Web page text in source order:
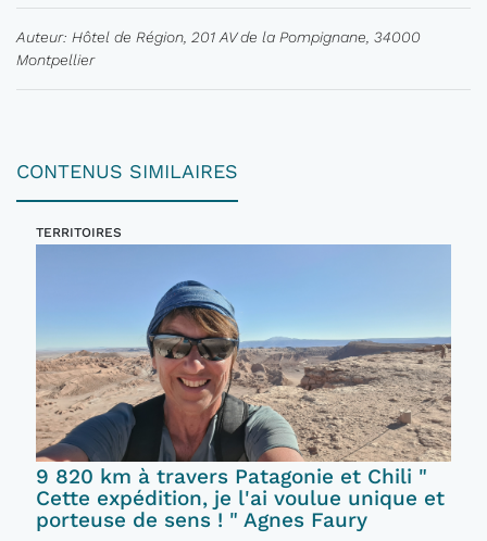
Auteur: Hôtel de Région, 201 AV de la Pompignane, 34000
Montpellier
CONTENUS SIMILAIRES
TERRITOIRES
9 820 km à travers Patagonie et Chili "
Cette expédition, je l'ai voulue unique et
porteuse de sens ! " Agnes Faury